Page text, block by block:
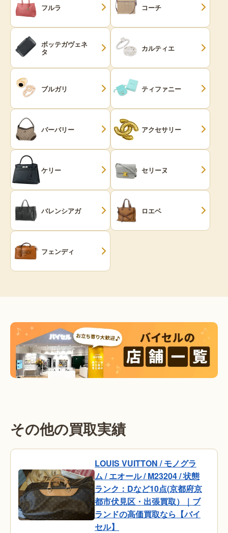
フルラ コーチ
ボッテガヴェネ
タ カルティエ
ブルガリ ティファニー
バーバリー アクセサリー
ケリー セリーヌ
バレンシアガ ロエベ
フェンディ
その他の買取実績
LOUIS VUITTON / モノグラ
ム / エオール / M23204 / 状態
ランク：Dなど10点(京都府京
都市伏見区・出張買取）｜ブ
ランドの高価買取なら【バイ
セル】